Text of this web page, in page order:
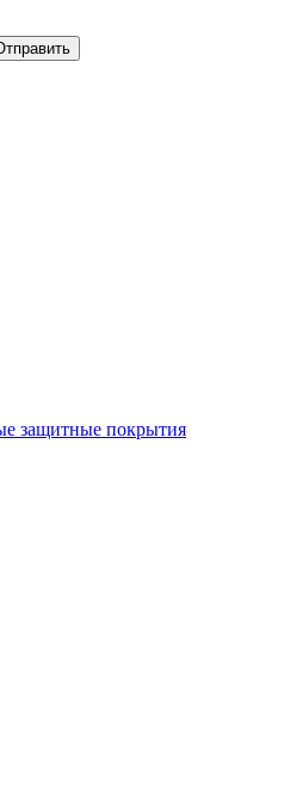
защитные покрытия